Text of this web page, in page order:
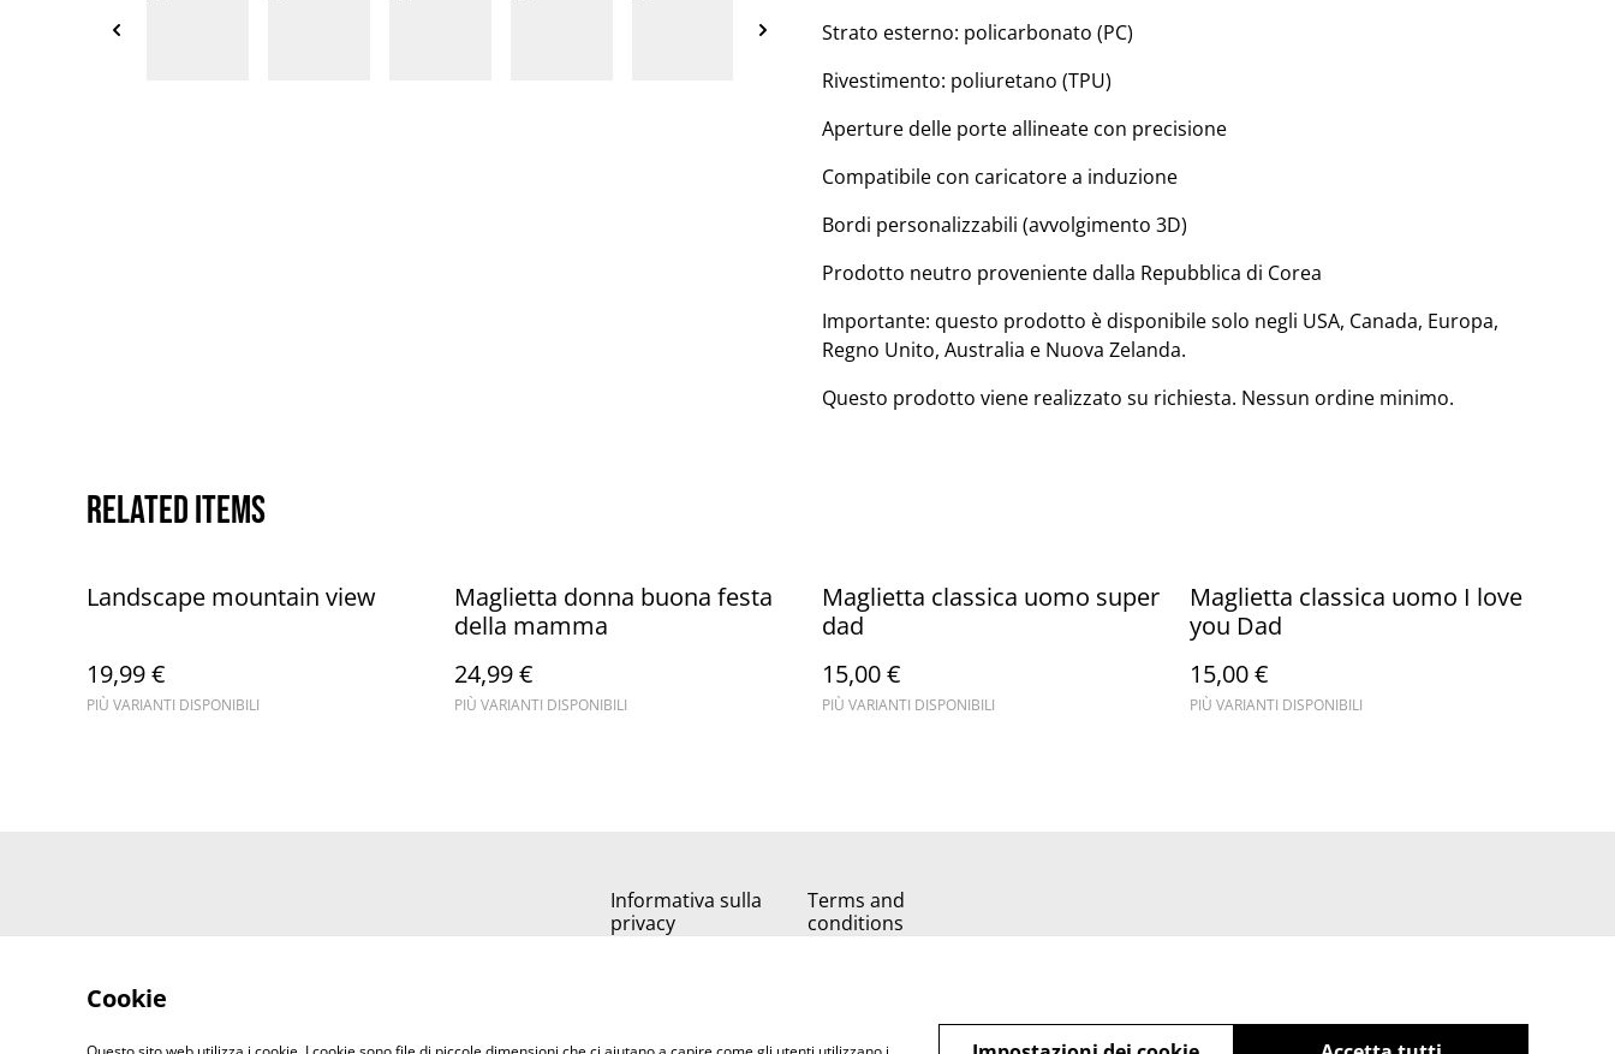
Strato esterno: policarbonato (PC)
Rivestimento: poliuretano (TPU)
Aperture delle porte allineate con precisione
Compatibile con caricatore a induzione
Bordi personalizzabili (avvolgimento 3D)
Prodotto neutro proveniente dalla Repubblica di Corea
Importante: questo prodotto è disponibile solo negli USA, Canada, Europa,
Regno Unito, Australia e Nuova Zelanda.
Questo prodotto viene realizzato su richiesta. Nessun ordine minimo.
Related items
Landscape mountain view
19,99 €
PIÙ VARIANTI DISPONIBILI
Maglietta donna buona festa
della mamma
24,99 €
PIÙ VARIANTI DISPONIBILI
Maglietta classica uomo super
dad
15,00 €
PIÙ VARIANTI DISPONIBILI
Maglietta classica uomo I love
you Dad
15,00 €
PIÙ VARIANTI DISPONIBILI
Informativa sulla
privacy
Terms and
conditions
Cookie